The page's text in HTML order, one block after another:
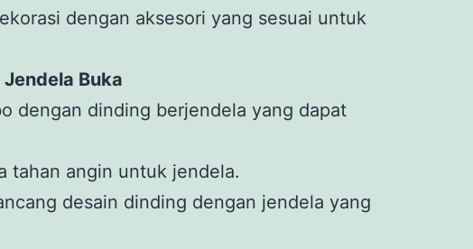
dengan aksesori yang sesuai untuk
Buka
dengan dinding berjendela yang dapat
tahan angin untuk jendela.
desain dinding dengan jendela yang